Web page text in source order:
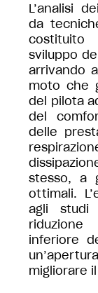
L’analisi
da
sviluppo
arrivando
moto che
del pilota
del
delle
stesso, a
ottimali.
agli
riduzione
inferiore
migliorare